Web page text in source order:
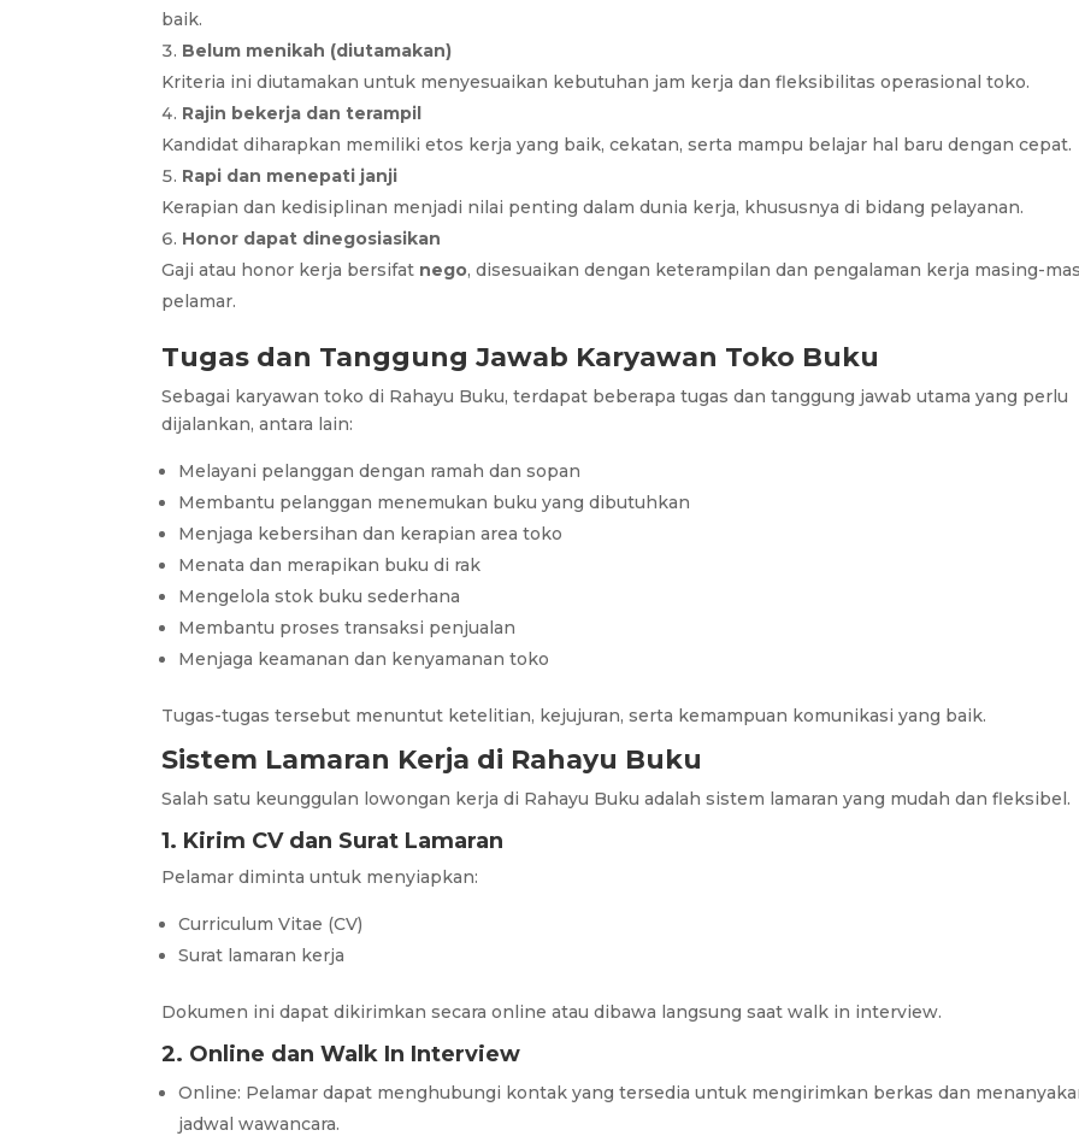
baik.
Belum menikah (diutamakan)
Kriteria ini diutamakan untuk menyesuaikan kebutuhan jam kerja dan fleksibilitas operasional toko.
Rajin bekerja dan terampil
Kandidat diharapkan memiliki etos kerja yang baik, cekatan, serta mampu belajar hal baru dengan cepat.
Rapi dan menepati janji
Kerapian dan kedisiplinan menjadi nilai penting dalam dunia kerja, khususnya di bidang pelayanan.
Honor dapat dinegosiasikan
Gaji atau honor kerja bersifat nego, disesuaikan dengan keterampilan dan pengalaman kerja masing-
pelamar.
Tugas dan Tanggung Jawab Karyawan Toko Buku
Sebagai karyawan toko di Rahayu Buku, terdapat beberapa tugas dan tanggung jawab utama yang perlu
dijalankan, antara lain:
Melayani pelanggan dengan ramah dan sopan
Membantu pelanggan menemukan buku yang dibutuhkan
Menjaga kebersihan dan kerapian area toko
Menata dan merapikan buku di rak
Mengelola stok buku sederhana
Membantu proses transaksi penjualan
Menjaga keamanan dan kenyamanan toko
Tugas-tugas tersebut menuntut ketelitian, kejujuran, serta kemampuan komunikasi yang baik.
Sistem Lamaran Kerja di Rahayu Buku
Salah satu keunggulan lowongan kerja di Rahayu Buku adalah sistem lamaran yang mudah dan fleksibel.
1. Kirim CV dan Surat Lamaran
Pelamar diminta untuk menyiapkan:
Curriculum Vitae (CV)
Surat lamaran kerja
Dokumen ini dapat dikirimkan secara online atau dibawa langsung saat walk in interview.
2. Online dan Walk In Interview
Online: Pelamar dapat menghubungi kontak yang tersedia untuk mengirimkan berkas dan
jadwal wawancara.